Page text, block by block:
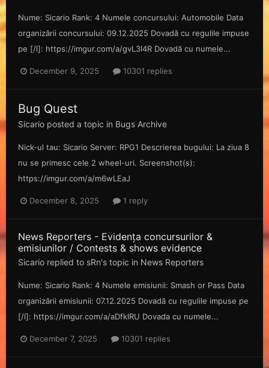
Nume: Sicario Rank: 4 Numele concursului: Automobile Data
organizării concursului: 09.12.2025 Dovadă cu regulile impuse
pe [/l]: https://imgur.com/a/gvL3I4R Dovadă cu numele...
December 9, 2025 10301 replies
Bug Quest
Sicario posted a topic in Bugs Archive
Nick-ul tau: Sicario Server: RPG1 Descrierea bugului: La ziua 8
nu se primesc cele 2 wheel-uri. Screenshot(s):
https://imgur.com/a/m6wLEaJ
December 8, 2025 1 reply
News Reporters - Evidența concursurilor &
emisiunilor / Contests & shows evidence
Sicario replied to sRn's topic in News Reporters
Nume: Sicario Rank: 4 Numele emisiunii: Smash or Pass Data
organizării emisiunii: 07.12.2025 Dovadă cu regulile impuse pe
[/l]: https://imgur.com/a/aDfklRU Dovada cu numele...
December 7, 2025 10301 replies